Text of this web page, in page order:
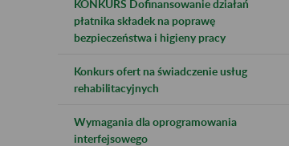
KONKURS Dofinansowanie działań
płatnika składek na poprawę
bezpieczeństwa i higieny pracy
Konkurs ofert na świadczenie usług
rehabilitacyjnych
Wymagania dla oprogramowania
interfejsowego